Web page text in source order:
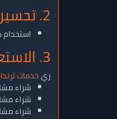
2. تحسين العناوين والوصف (SEO للسوشيال ميديا)
3. الاستعانة بخدمات مدفوعة آمنة
زيخدمات
شراء
شراء
شراء